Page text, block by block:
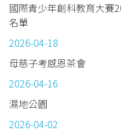
國際青少年創科教育大賽
名單
2026-04-18
母慈子考感恩茶會
2026-04-16
濕地公園
2026-04-02